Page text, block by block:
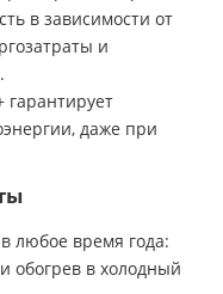
в зависимости от
и
гарантирует
даже при
любое время года:
обогрев в холодный